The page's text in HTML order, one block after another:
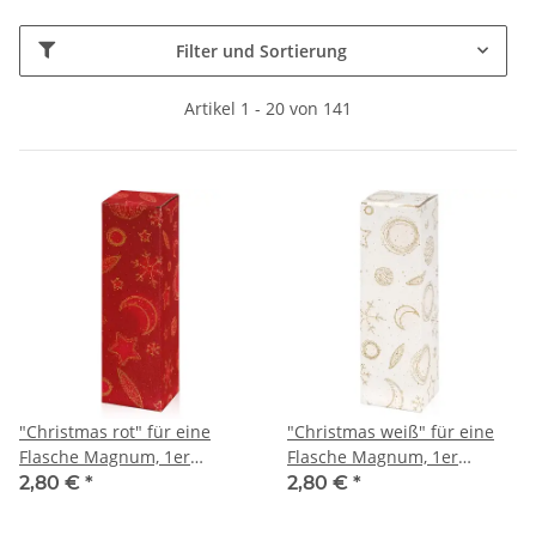
Filter und Sortierung
Artikel 1 - 20 von 141
"Christmas rot" für eine
Flasche Magnum, 1er
Faltschachtel
2,80 € *
"Christmas weiß" für eine
Flasche Magnum, 1er
Faltschachtel
2,80 € *